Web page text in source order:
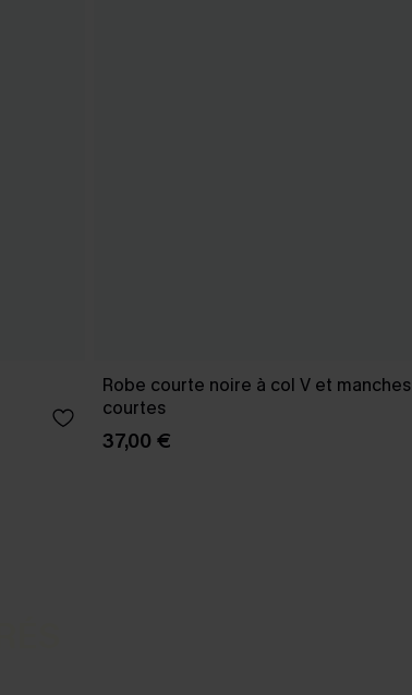
Robe courte noire à col V et manches
courtes
37,00 €